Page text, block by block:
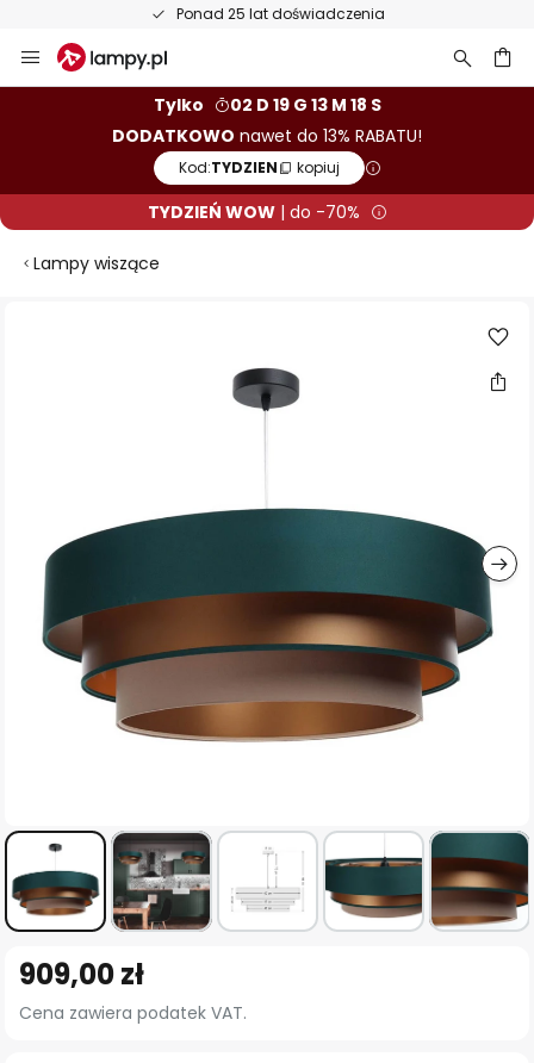
Ponad 25 lat doświadczenia
Przejdź
do
Tylko
02 D 19 G 13 M 18 S
DODATKOWO nawet do 13% RABATU!
Kod:TYDZIEN kopiuj
TYDZIEŃ WOW| do -70%
Lampy wiszące
na
początek
909,00 zł
Cena zawiera podatek VAT.